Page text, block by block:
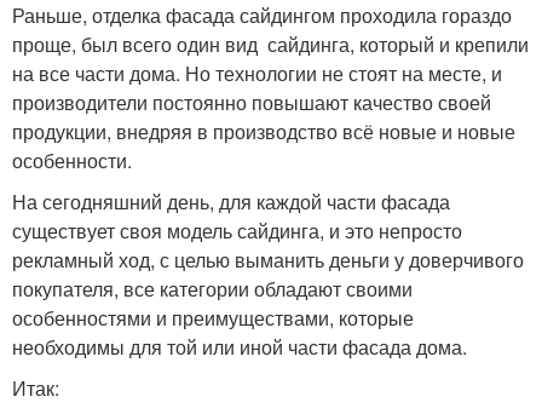
Раньше, отделка фасада сайдингом проходила гораздо
проще, был всего один вид сайдинга, который и крепили
на все части дома. Но технологии не стоят на месте, и
производители постоянно повышают качество своей
продукции, внедряя в производство всё новые и новые
особенности.
На сегодняшний день, для каждой части фасада
существует своя модель сайдинга, и это непросто
рекламный ход, с целью выманить деньги у доверчивого
покупателя, все категории обладают своими
особенностями и преимуществами, которые
необходимы для той или иной части фасада дома.
Итак: